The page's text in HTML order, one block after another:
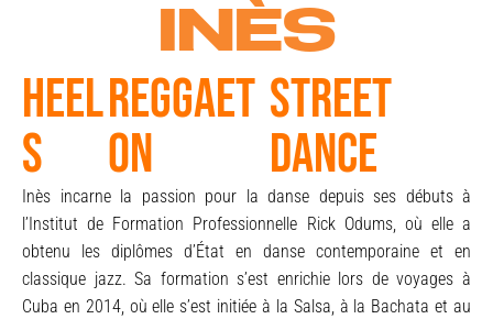
INÈS
HEEL
S
REGGAET
ON
STREET
DANCE
Inès incarne la passion pour la danse depuis ses débuts à
l’Institut de Formation Professionnelle Rick Odums, où elle a
obtenu les diplômes d’État en danse contemporaine et en
classique jazz. Sa formation s’est enrichie lors de voyages à
Cuba en 2014, où elle s’est initiée à la Salsa, à la Bachata et au